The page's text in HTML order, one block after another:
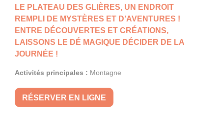
LE PLATEAU DES GLIÈRES, UN ENDROIT
REMPLI DE MYSTÈRES ET D’AVENTURES !
ENTRE DÉCOUVERTES ET CRÉATIONS,
LAISSONS LE DÉ MAGIQUE DÉCIDER DE LA
JOURNÉE !
Activités principales : Montagne
RÉSERVER EN LIGNE